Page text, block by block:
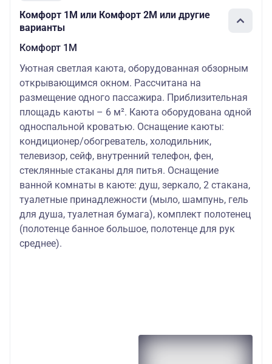
Комфорт 1M или Комфорт 2M или другие
варианты
Комфорт 1M
Уютная светлая каюта, оборудованная обзорным
открывающимся окном. Рассчитана на
размещение одного пассажира. Приблизительная
площадь каюты – 6 м². Каюта оборудована одной
односпальной кроватью. Оснащение каюты:
кондиционер/обогреватель, холодильник,
телевизор, сейф, внутренний телефон, фен,
стеклянные стаканы для питья. Оснащение
ванной комнаты в каюте: душ, зеркало, 2 стакана,
туалетные принадлежности (мыло, шампунь, гель
для душа, туалетная бумага), комплект полотенец
(полотенце банное большое, полотенце для рук
среднее).